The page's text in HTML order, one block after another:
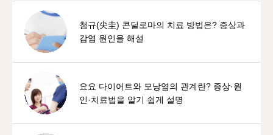
첨규(尖圭) 콘딜로마의 치료 방법은? 증상과
감염 원인을 해설
요요 다이어트와 모낭염의 관계란? 증상·원
인·치료법을 알기 쉽게 설명